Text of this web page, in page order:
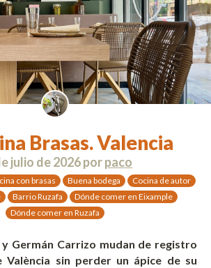
Brasas. Valencia
julio de 2026porpaco
con brasas Buena bodega
Cocina de autor
Barrio Ruzafa
Dónde comer en Eixample
Dónde comer en Ruzafa
y Germán Carrizo mudan de registro
sin perder un ápice de su